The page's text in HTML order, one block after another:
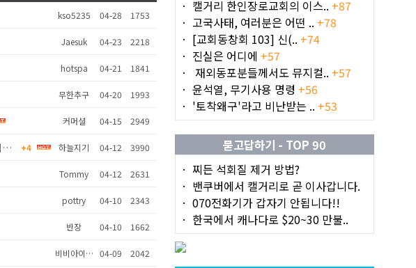
kso5235 04-28 1753
Jaesuk 04-23 2218
hotspa 04-21 1841
무한추구 04-20 1993
커머셜 04-15 2949
캐나다 시민권자인데 한국에서 취업을해서 일을하고싶은데 취업이 결정되면 .. +4 하늘지기 04-12 3990
Tommy 04-12 2631
pottry 04-10 2343
반장 04-10 1662
비비아이878 04-09 2042
캘거리 한인장로교회의 이스.. +87
고국사태, 여러분은 어떤 .. +78
[교회동창회 103] 신(.. +74
진실은 어디에 +57
재외동포분들께서도 뮤지컬.. +57
윤석열, 무기사용 명령 +56
'토착왜구'라고 비난받는 .. +53
묻고답하기 - TOP 90
찌든 석회질 제거 방법?
밴쿠버에서 캘거리로 곧 이사갑니다.
070전화기가 갑자기 안됩니다!!
한국에서 캐나다로 $20~30 만불..